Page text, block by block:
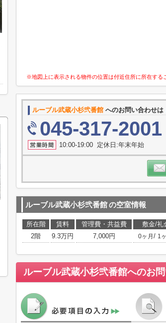
※地図上に表示される物件の位置は付近住所に所在する
ルーブル武蔵小杉弐番館 へのお問い合わせは
045-317-2001
10:00-19:00 定休日:年末年始
ルーブル武蔵小杉弐番館の空室情報
所在階 賃料 管理費・共益費 敷金/礼
2階
9.3万円 7,000円 0ヶ月 / 1
ルーブル武蔵小杉弐番館へのお